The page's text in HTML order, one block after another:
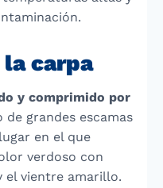
carpa
y comprimido por
de grandes escamas
en el que
verdoso con
el vientre amarillo.